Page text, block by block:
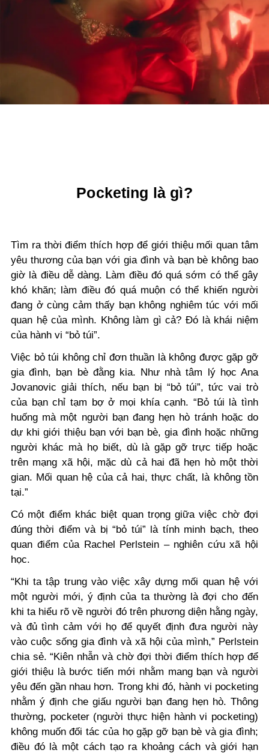
Pocketing là gì?
Tìm ra thời điểm thích hợp để giới thiệu mối quan tâm
yêu thương của bạn với gia đình và bạn bè không bao
giờ là điều dễ dàng. Làm điều đó quá sớm có thể gây
khó khăn; làm điều đó quá muộn có thể khiến người
đang ở cùng cảm thấy bạn không nghiêm túc với mối
quan hệ của mình. Không làm gì cả? Đó là khái niệm
của hành vi “bỏ túi”.
Việc bỏ túi không chỉ đơn thuần là không được gặp gỡ
gia đình, bạn bè đằng kia. Như nhà tâm lý học Ana
Jovanovic giải thích, nếu bạn bị “bỏ túi”, tức vai trò
của bạn chỉ tạm bợ ở mọi khía cạnh. “Bỏ túi là tình
huống mà một người bạn đang hẹn hò tránh hoặc do
dự khi giới thiệu bạn với bạn bè, gia đình hoặc những
người khác mà họ biết, dù là gặp gỡ trực tiếp hoặc
trên mạng xã hội, mặc dù cả hai đã hẹn hò một thời
gian. Mối quan hệ của cả hai, thực chất, là không tồn
tại.”
Có một điểm khác biệt quan trọng giữa việc chờ đợi
đúng thời điểm và bị “bỏ túi” là tính minh bạch, theo
quan điểm của Rachel Perlstein – nghiên cứu xã hội
học.
“Khi ta tập trung vào việc xây dựng mối quan hệ với
một người mới, ý định của ta thường là đợi cho đến
khi ta hiểu rõ về người đó trên phương diện hằng ngày,
và đủ tình cảm với họ để quyết định đưa người này
vào cuộc sống gia đình và xã hội của mình,” Perlstein
chia sẻ. “Kiên nhẫn và chờ đợi thời điểm thích hợp để
giới thiệu là bước tiến mới nhằm mang bạn và người
yêu đến gần nhau hơn. Trong khi đó, hành vi pocketing
nhằm ý định che giấu người bạn đang hẹn hò. Thông
thường, pocketer (người thực hiện hành vi pocketing)
không muốn đối tác của họ gặp gỡ bạn bè và gia đình;
điều đó là một cách tạo ra khoảng cách và giới hạn